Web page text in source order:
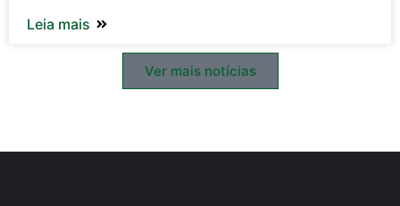
Leia mais
Ver mais notícias